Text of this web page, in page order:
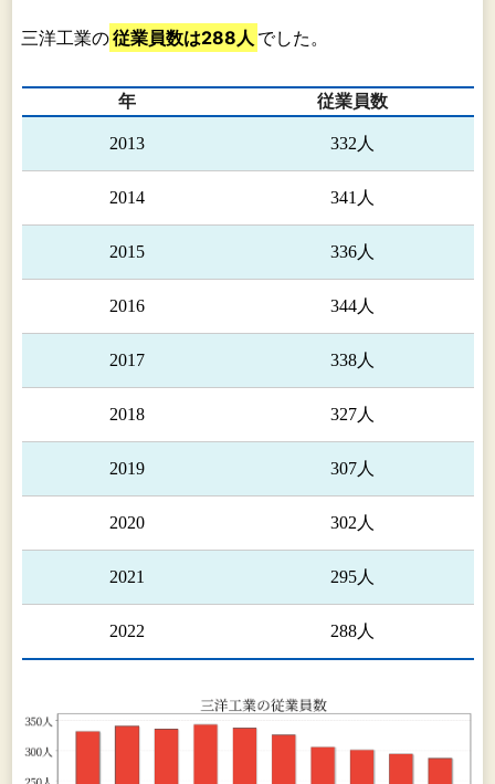
三洋工業の従業員数は288人 でした。
年 従業員数
2013 332人
2014 341人
2015 336人
2016 344人
2017 338人
2018 327人
2019 307人
2020 302人
2021 295人
2022 288人